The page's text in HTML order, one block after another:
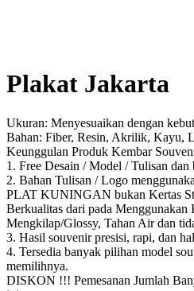
Plakat Jakarta
Ukuran: Menyesuaikan dengan
Bahan: Fiber, Resin, Akrilik, Kayu,
Keunggulan Produk Kembar
1. Free Desain / Model / Tulisan dan
2. Bahan Tulisan / Logo
PLAT KUNINGAN bukan Kertas
Berkualitas dari pada Menggunakan
Mengkilap/Glossy, Tahan Air dan
3. Hasil souvenir presisi, rapi, dan
4. Tersedia banyak pilihan model
memilihnya.
DISKON !!! Pemesanan Jumlah